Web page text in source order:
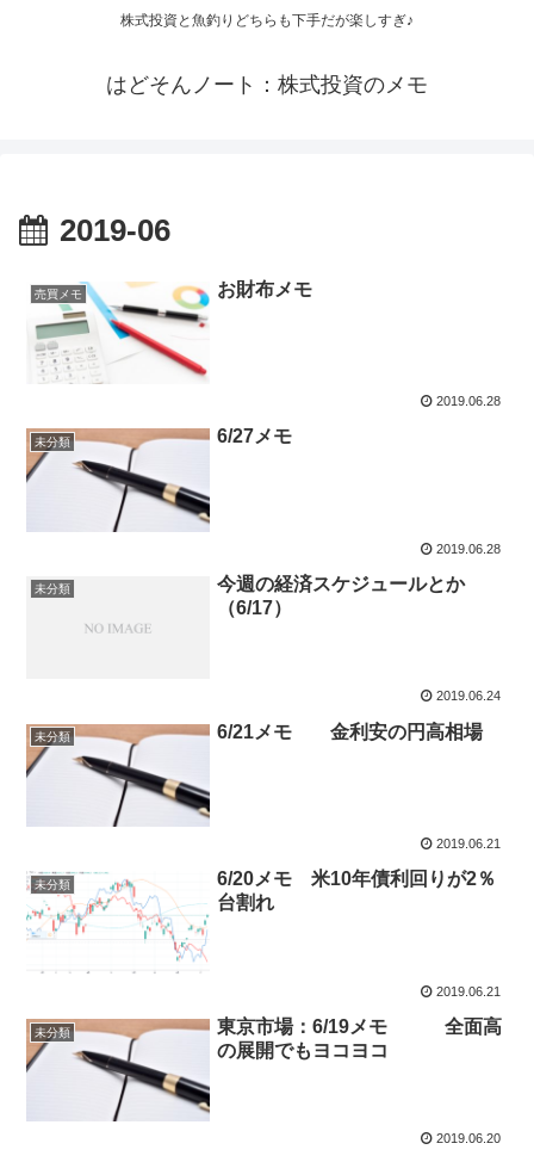
株式投資と魚釣りどちらも下手だが楽しすぎ♪
はどそんノート：株式投資のメモ
2019-06
売買メモ お財布メモ
2019.06.28
未分類 6/27メモ
2019.06.28
未分類
今週の経済スケジュールとか
（6/17）
2019.06.24
未分類 6/21メモ 金利安の円高相場
2019.06.21
未分類
6/20メモ 米10年債利回りが2％
台割れ
2019.06.21
未分類
東京市場：6/19メモ 全面高
の展開でもヨコヨコ
2019.06.20